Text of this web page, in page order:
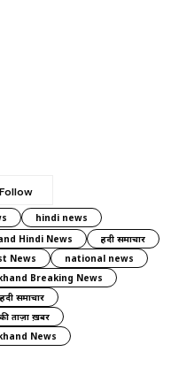
hindi news
Hindi News
हिंदी समाचार
News
national news
Breaking News
समाचार
ताज़ा ख़बर
News